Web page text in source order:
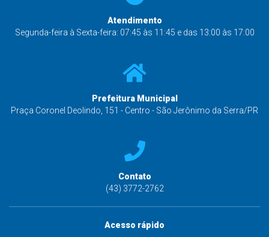
Atendimento
Segunda-feira à Sexta-feira: 07:45 às 11:45 e das 13:00 às 17:00
Prefeitura Municipal
Praça Coronel Deolindo, 151 - Centro - São Jerônimo da Serra/PR
Contato
(43) 3772-2762
Acesso rápido